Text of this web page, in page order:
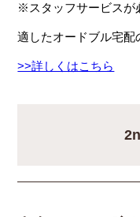
※スタッフサービスが
適したオードブル宅配
>>詳しくはこちら